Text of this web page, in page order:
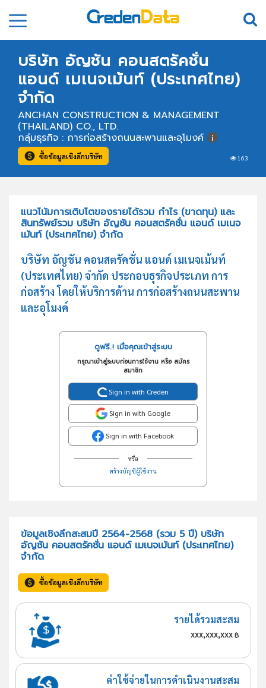
บริษัท อัญชัน คอนสตรัคชั่น
แอนด์ เมเนจเม้นท์ (ประเทศไทย)
จำกัด
ANCHAN CONSTRUCTION & MANAGEMENT
(THAILAND) CO., LTD.
163
กลุ่มธุรกิจ : การก่อสร้างถนนสะพานและอุโมงค์
ซื้อข้อมูลเชิงลึกบริษัท
แนวโน้มการเติบโตของรายได้รวม กำไร (ขาดทุน) และ
สินทรัพย์รวม บริษัท อัญชัน คอนสตรัคชั่น แอนด์ เมเนจ
เม้นท์ (ประเทศไทย) จำกัด
บริษัท อัญชัน คอนสตรัคชั่น แอนด์ เมเนจเม้นท์
(ประเทศไทย) จำกัด ประกอบธุรกิจประเภท การ
ก่อสร้าง โดยให้บริการด้าน การก่อสร้างถนนสะพาน
และอุโมงค์
ดูฟรี..! เมื่อคุณเข้าสู่ระบบ
กรุณาเข้าสู่ระบบก่อนการใช้งาน หรือ สมัคร
สมาชิก
Sign in with Creden
Sign in with Google
Sign in with Facebook
หรือ
สร้างบัญชีผู้ใช้งาน
ข้อมูลเชิงลึกสะสมปี 2564-2568 (รวม 5 ปี) บริษัท
อัญชัน คอนสตรัคชั่น แอนด์ เมเนจเม้นท์ (ประเทศไทย)
จำกัด
ซื้อข้อมูลเชิงลึกบริษัท
รายได้รวมสะสม
xxx,xxx,xxx฿
ค่าใช้จ่ายในการดำเนินงานสะสม